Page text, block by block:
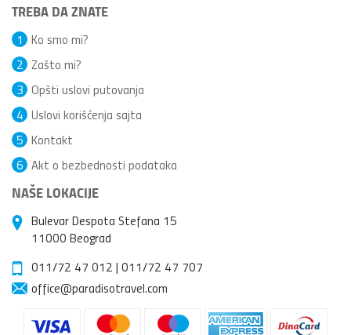
TREBA DA ZNATE
Ko smo mi?
1
Zašto mi?
2
Opšti uslovi putovanja
3
Uslovi korišćenja sajta
4
Kontakt
5
Akt o bezbednosti podataka
6
NAŠE LOKACIJE
Bulevar Despota Stefana 15
11000 Beograd
011/72 47 012 | 011/72 47 707
office@paradisotravel.com